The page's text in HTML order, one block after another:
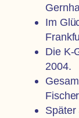
Im
Die K-
2004.
Später